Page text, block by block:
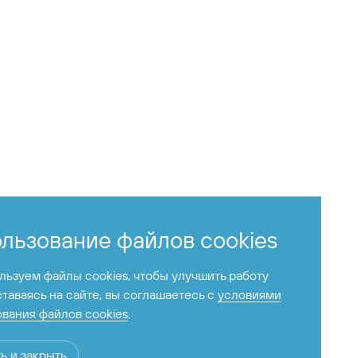
файлов cookies
файлы cookies, чтобы улучшить работу
на сайте, вы соглашаетесь сусловиями
файлов cookies.